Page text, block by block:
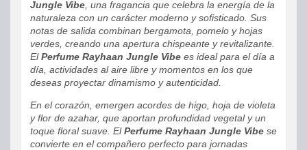
Jungle Vibe , una fragancia que celebra la energía de la
naturaleza con un carácter moderno y sofisticado. Sus
notas de salida combinan bergamota, pomelo y hojas
verdes, creando una apertura chispeante y revitalizante.
ElPerfume Rayhaan Jungle Vibe es ideal para el día a
día, actividades al aire libre y momentos en los que
deseas proyectar dinamismo y autenticidad.
En el corazón, emergen acordes de higo, hoja de violeta
y flor de azahar, que aportan profundidad vegetal y un
toque floral suave. ElPerfume Rayhaan Jungle Vibe se
convierte en el compañero perfecto para jornadas